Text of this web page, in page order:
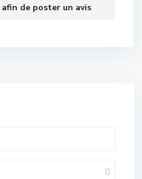
afin de poster un avis